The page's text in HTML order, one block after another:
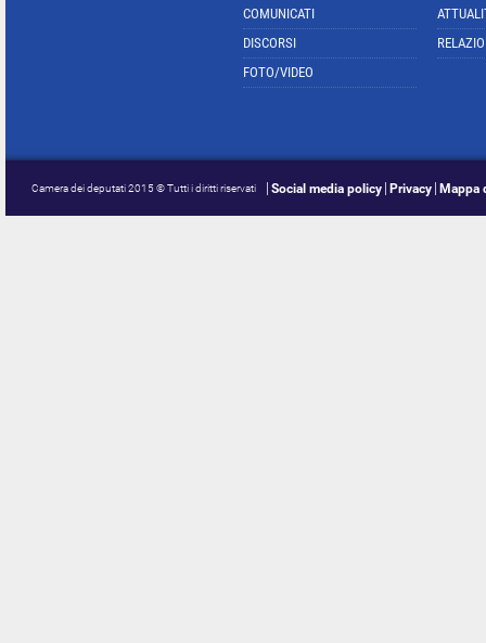
COMUNICATI
DISCORSI
FOTO/VIDEO
Camera dei deputati 2015 © Tutti i diritti riservati Social media policy Privacy Mappa